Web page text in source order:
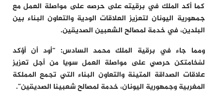
كما أكد الملك في برقيته على حرصه على مواصلة العمل مع
جمهورية اليونان لتعزيز العلاقات الودية والتعاون البناء بين
البلدين، في خدمة لمصالح الشعبين الصديقين.
ومما جاء في برقية الملك محمد السادس: “أود أن أؤكد
لفخامتكن حرصي على مواصلة العمل سويا من أجل تعزيز
علاقات الصداقة المتينة والتعاون البناء التي تجمع المملكة
المغربية وجمهورية اليونان، خدمة لمصالح شعبينا الصديقين”.